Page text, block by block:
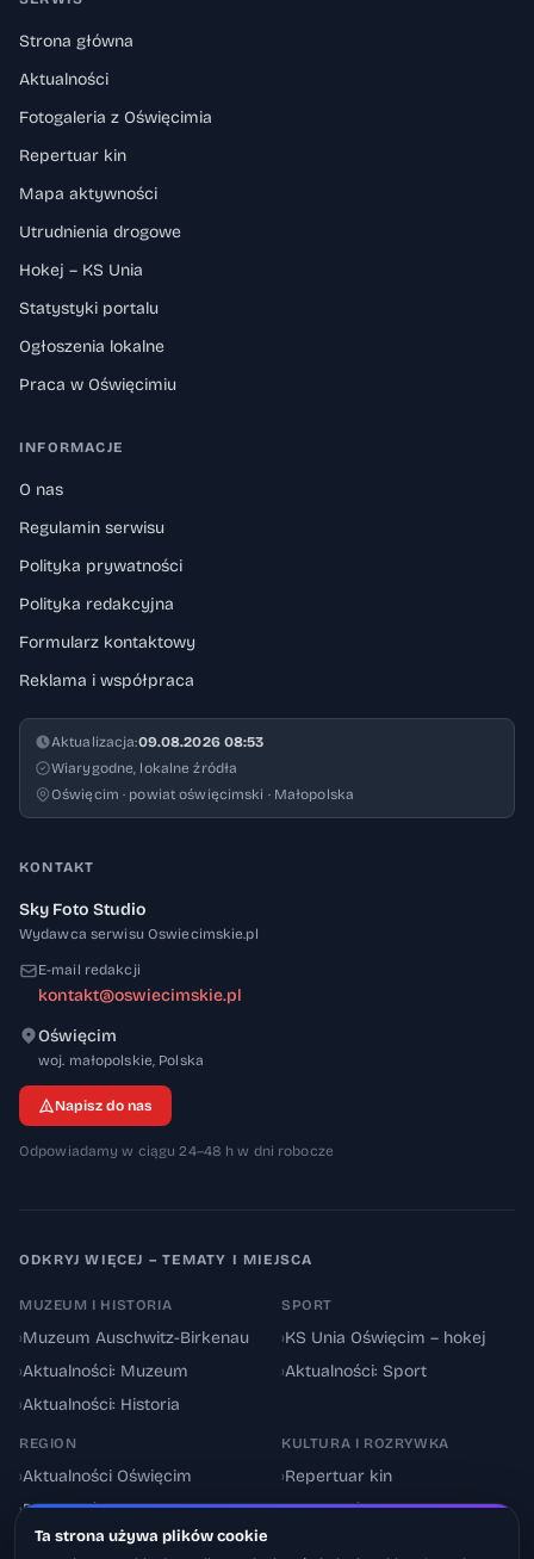
Strona główna
Aktualności
Fotogaleria z Oświęcimia
Repertuar kin
Mapa aktywności
Utrudnienia drogowe
Hokej – KS Unia
Statystyki portalu
Ogłoszenia lokalne
Praca w Oświęcimiu
INFORMACJE
O nas
Regulamin serwisu
Polityka prywatności
Polityka redakcyjna
Formularz kontaktowy
Reklama i współpraca
Aktualizacja:09.08.2026 08:53
Wiarygodne, lokalne źródła
Oświęcim · powiat oświęcimski · Małopolska
KONTAKT
Sky Foto Studio
Wydawca serwisu Oswiecimskie.pl
E-mail redakcji
kontakt@oswiecimskie.pl
Oświęcim
woj. małopolskie, 32-600
Polska
Napisz do nas
Odpowiadamy w ciągu 24–48 h w dni robocze
ODKRYJ WIĘCEJ – TEMATY I MIEJSCA
MUZEUM I HISTORIA
›Muzeum Auschwitz-Birkenau
›Aktualności: Muzeum
›Aktualności: Historia
SPORT
›KS Unia Oświęcim – hokej
›Aktualności: Sport
REGION
›Aktualności Oświęcim
›Powiat oświęcimski
Utrudnienia drogowe
KULTURA I ROZRYWKA
›Repertuar kin
›Aktualności: Kultura
Ta strona używa plików cookie